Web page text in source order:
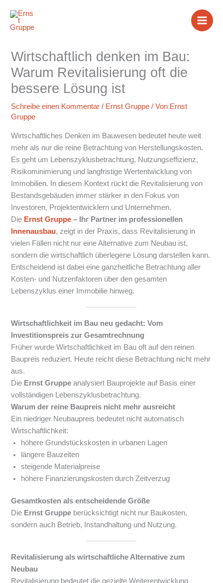
Inhalt
springen
Wirtschaftlich denken im Bau:
Warum Revitalisierung oft die
bessere Lösung ist
Schreibe einen Kommentar / Ernst Gruppe / Von Ernst
Gruppe
Wirtschaftliches Denken im Bauwesen bedeutet heute weit
mehr als nur die reine Betrachtung von Herstellungskosten.
Es geht um Lebenszyklusbetrachtung, Nutzungseffizienz,
Risikominimierung und langfristige Wertentwicklung von
Immobilien. In diesem Kontext rückt die Revitalisierung von
Bestandsgebäuden immer stärker in den Fokus von
Investoren, Projektentwicklern und Unternehmen.
Die Ernst Gruppe – Ihr Partner im professionellen
Innenausbau, zeigt in der Praxis, dass Revitalisierung in
vielen Fällen nicht nur eine Alternative zum Neubau ist,
sondern die wirtschaftlich überlegene Lösung darstellen kann.
Entscheidend ist dabei eine ganzheitliche Betrachtung aller
Kosten- und Nutzenfaktoren über den gesamten
Lebenszyklus einer Immobilie hinweg.
Wirtschaftlichkeit im Bau neu gedacht: Vom
Investitionspreis zur Gesamtrechnung
Früher wurde Wirtschaftlichkeit im Bau oft auf den reinen
Baupreis reduziert. Heute reicht diese Betrachtung nicht mehr
aus.
Die Ernst Gruppe analysiert Bauprojekte auf Basis einer
vollständigen Lebenszyklusbetrachtung.
Warum der reine Baupreis nicht mehr ausreicht
Ein niedriger Neubaupreis bedeutet nicht automatisch
Wirtschaftlichkeit:
höhere Grundstückskosten in urbanen Lagen
längere Bauzeiten
steigende Materialpreise
höhere Finanzierungskosten durch Zeitverzug
Gesamtkosten als entscheidende Größe
Die Ernst Gruppe berücksichtigt nicht nur Baukosten,
sondern auch Betrieb, Instandhaltung und Nutzung.
Revitalisierung als wirtschaftliche Alternative zum
Neubau
Revitalisierung bedeutet die gezielte Weiterentwicklung